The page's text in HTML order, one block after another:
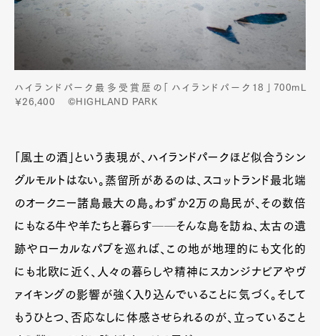
Art&Design Watch Fashion
GourmetCars
ProductCultureLifestyle
Pen Membership
Magazine
Official Columnist
About
ハイランドパーク最多受賞歴の「ハイランドパーク18」700mL
￥26,400 ©HIGHLAND PARK
「風土の酒」という表現が、ハイランドパークほど似合うシン
グルモルトはない。蒸留所があるのは、スコットランド最北端
のオークニー諸島最大の島。わずか2万の島民が、その数倍
にもなる牛や羊たちと暮らす──そんな島を訪ね、太古の遺
跡やローカルなパブを巡れば、この地が地理的にも文化的
にも北欧に近く、人々の暮らしや精神にスカンジナビアやヴ
ァイキングの影響が強く入り込んでいることに気づく。そして
もうひとつ、否応なしに体感させられるのが、立っていること